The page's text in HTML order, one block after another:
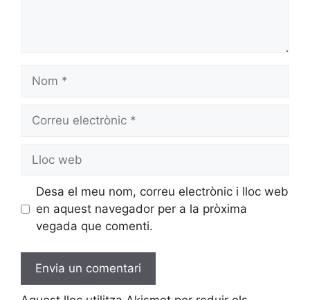
Desa el meu nom, correu electrònic i lloc web
en aquest navegador per a la pròxima
vegada que comenti.